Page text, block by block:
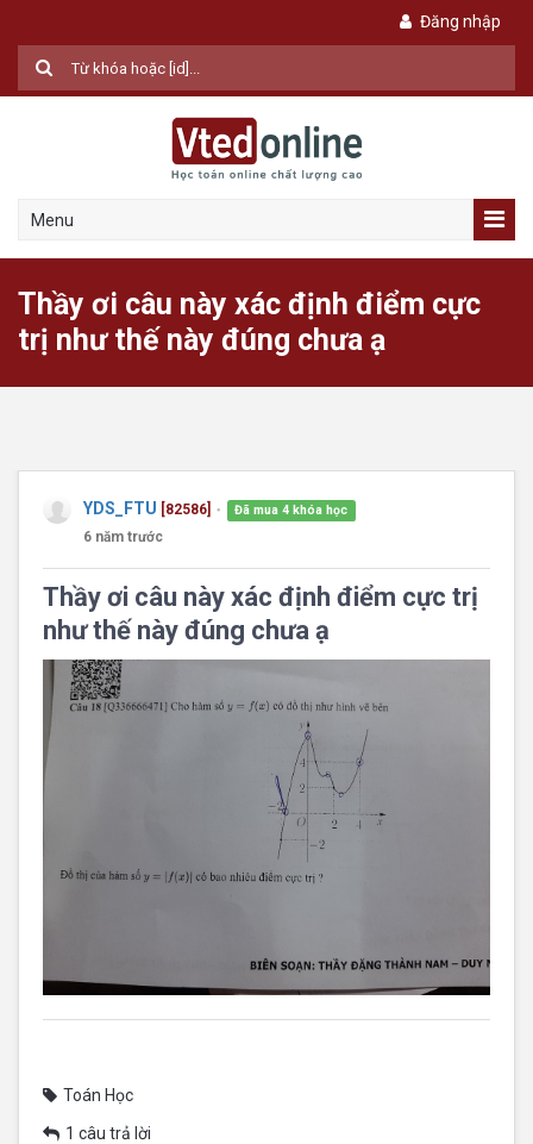
Đăng nhập
Menu
Thầy ơi câu này xác định điểm cực
trị như thế này đúng chưa ạ
YDS_FTU [82586] ● Đã mua 4 khóa học
6 năm trước
Thầy ơi câu này xác định điểm cực trị
như thế này đúng chưa ạ
Toán Học
1 câu trả lời